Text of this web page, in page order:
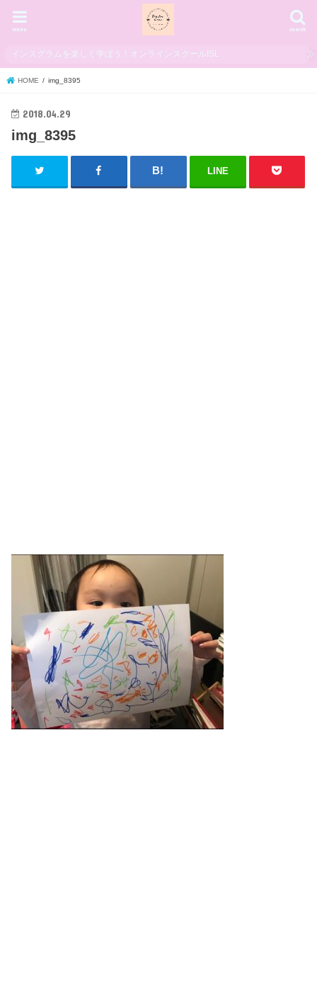
search
menu
インスグラムを楽しく学ぼう！オンラインスクールISL
HOME img_8395
2018.04.29
img_8395
LINE